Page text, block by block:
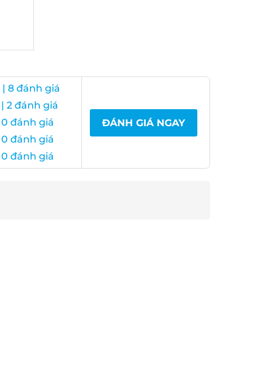
đánh giá
đánh giá
đánh giá
đánh giá
đánh giá
ĐÁNH GIÁ NGAY